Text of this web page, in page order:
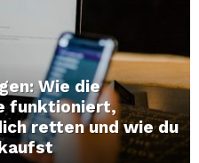
Wie die
funktioniert,
retten und wie du